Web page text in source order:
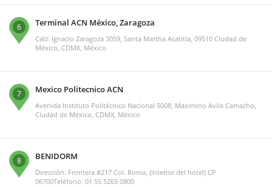
6 Terminal ACN México, Zaragoza
Calz. Ignacio Zaragoza 3059, Santa Martha Acatitla, 09510 Ciudad de
México, CDMX, México
7 Mexico Politecnico ACN
Avenida Instituto Politécnico Nacional 5008, Maximino Avila Camacho,
Ciudad de México, CDMX, México
8 BENIDORM
Dirección: Frontera #217 Col. Roma, (interior del hotel) CP
06700Teléfono: 01 55 5265 0800